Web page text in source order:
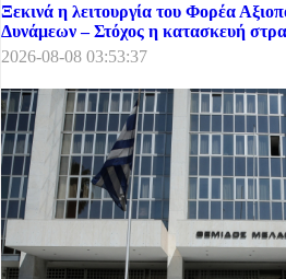
Ξεκινά η λειτουργία του Φορέα
Δυνάμεων – Στόχος η κατασκευή
2026-08-08 03:53:37